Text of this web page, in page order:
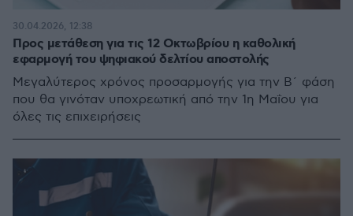
Προς μετάθεση για τις 12 Οκτωβρίου η καθολική
εφαρμογή του ψηφιακού δελτίου αποστολής
Μεγαλύτερος χρόνος προσαρμογής για την Β΄ φάση
που θα γινόταν υποχρεωτική από την 1η Μαΐου για
όλες τις επιχειρήσεις
30.04.2026, 12:38